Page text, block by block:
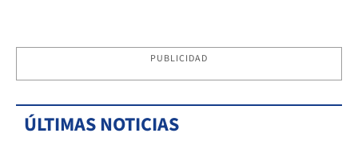
PUBLICIDAD
ÚLTIMAS NOTICIAS